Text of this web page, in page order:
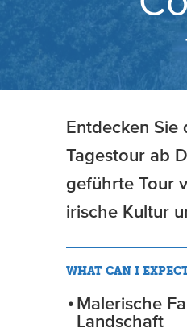
Entdecken
Tagestour ab
geführte Tour
irische Kultur
WHAT CAN I
Malerische
Landschaft